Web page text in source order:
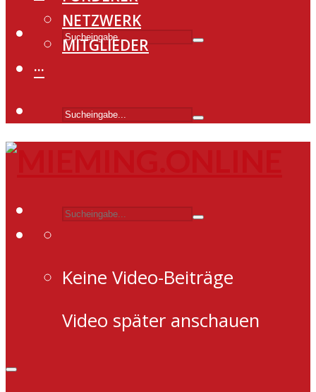
NETZWERK
MITGLIEDER
···
Keine Video-Beiträge
Video später anschauen